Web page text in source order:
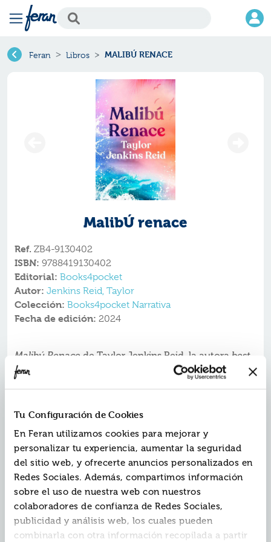
Tu Configuración de Cookies
En Feran utilizamos cookies para mejorar y
personalizar tu experiencia, aumentar la seguridad
del sitio web, y ofrecerte anuncios personalizados en
Redes Sociales. Además, compartimos información
sobre el uso de nuestra web con nuestros
colaboradores de confianza de Redes Sociales,
publicidad y análisis web, los cuales pueden
combinarla con otra información recopilada a partir
Feran Libros MALIBÚ RENACE
MalibÚ renace
Ref. ZB4-9130402
ISBN: 9788419130402
Editorial: Books4pocket
Autor: Jenkins Reid, Taylor
Colección: Books4pocket Narrativa
Fecha de edición: 2024
Malibú Renace de Taylor Jenkins Reid, la autora best
seller
Los siete maridos de Evelyn Hugo, llega a
Stefano Books con una nueva edición revisada.
Además, podrás leer en exclusiva el primer capítulo
historia de amor.
TAYLOR JENKINS REID NOS CUENTA LA HISTORIA
DE UNA NOCHE INOLVIDABLE (PARA BIEN Y PARA
MAL) EN LA VIDA DE UNA FAMILIA; LA NOCHE EN
QUE CADA UNO DE ELLOS DEBERÁ DECIDIR QUÉ
SECRETOS SEGUIR GUARDANDO PARA SÍ MISMOS,
QUÉ COSAS ESTÁN DISPUESTOS A SOLTAR Y QUÉ
VAN A DEJAR ATRÁS.
Malibú: agosto de 1983
Como cada año, ha llegado el día de la fiesta de final de